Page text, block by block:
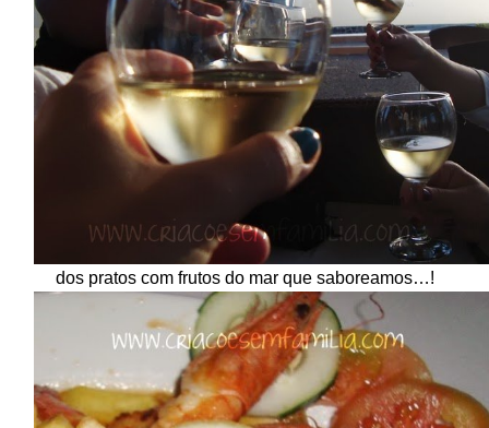
dos pratos com frutos do mar que saboreamos…!